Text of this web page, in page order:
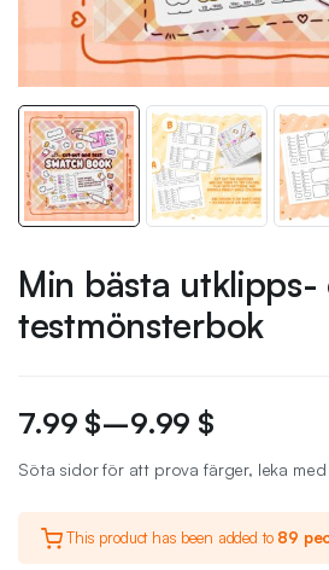
Min bästa utklipps-
testmönsterbok
7.99 $–9.99 $
Söta sidor för att prova färger, leka
This product has been added to 89